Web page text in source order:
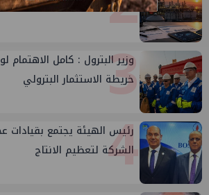
3
وزير البترول : كامل
خريطة الاستثمار البترولي
4
رئيس الهيئة يجتمع
الشركة لتعظيم الانتاج